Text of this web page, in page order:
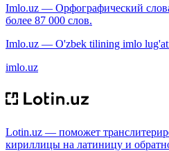
Imlo.uz — Орфографический
более 87 000 слов.
Imlo.uz — O'zbek tilining imlo
imlo.uz
Lotin.uz — поможет
кириллицы на латиницу и